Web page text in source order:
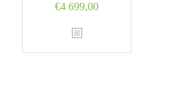
€4 699,00